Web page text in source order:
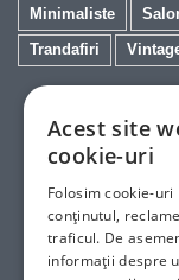
Minimaliste
Trandafiri
Politica de Livrare si
Copyright © 2023-
Acest site
cookie-uri
Folosim cookie-
conținutul,
traficul. De
informații despre